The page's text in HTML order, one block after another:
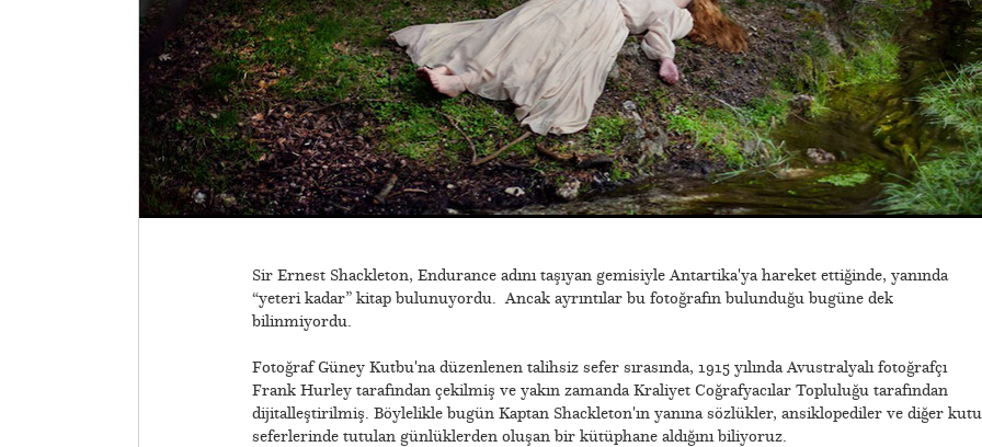
Sir Ernest Shackleton, Endurance adını taşıyan gemisiyle Antartika'ya hareket ettiğinde, yanında
“yeteri kadar” kitap bulunuyordu. Ancak ayrıntılar bu fotoğrafın bulunduğu bugüne dek
bilinmiyordu.
Fotoğraf Güney Kutbu'na düzenlenen talihsiz sefer sırasında, 1915 yılında Avustralyalı fotoğrafçı
Frank Hurley tarafından çekilmiş ve yakın zamanda Kraliyet Coğrafyacılar Topluluğu tarafından
dijitalleştirilmiş. Böylelikle bugün Kaptan Shackleton'ın yanına sözlükler, ansiklopediler ve diğer
seferlerinde tutulan günlüklerden oluşan bir kütüphane aldığını biliyoruz.